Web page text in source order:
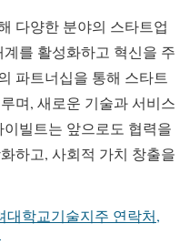
다양한 분야의 스타트업
를 활성화하고 혁신을 주
파트너십을 통해 스타트
며, 새로운 기술과 서비스
빌트는 앞으로도 협력을
하고, 사회적 가치 창출을
대학교기술지주 연락처,